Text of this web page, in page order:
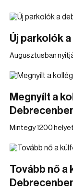
Új parkolók
Augusztusban
Megnyílt a
Mintegy 1200
Tovább nő a